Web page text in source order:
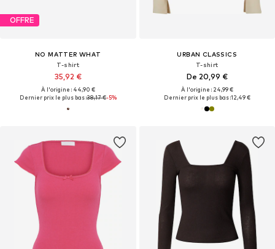
OFFRE
NO MATTER WHAT
T-shirt
35,92 €
À l'origine : 44,90 €
Dernier prix le plus bas :38,17 €-5%
URBAN CLASSICS
T-shirt
De 20,99 €
À l'origine : 24,99 €
Dernier prix le plus bas :12,49 €